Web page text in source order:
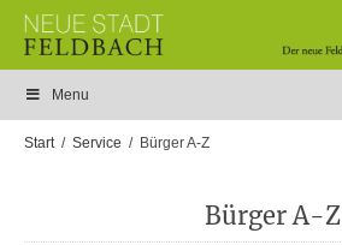
Menu
Start Service Bürger A-Z
Bürger A-Z